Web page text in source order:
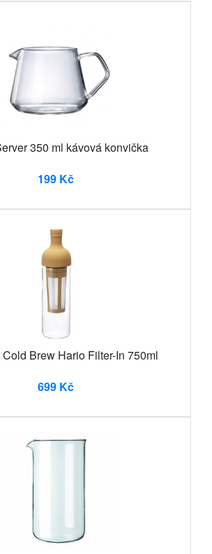
350 ml kávová konvička
199 Kč
Brew Hario Filter-In 750ml
699 Kč